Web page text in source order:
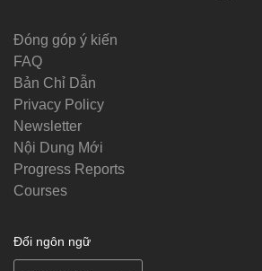
Đóng góp ý kiến
FAQ
Bản Chỉ Dẫn
Privacy Policy
Newsletter
Nội Dung Mới
Progress Reports
Courses
Đổi ngôn ngữ